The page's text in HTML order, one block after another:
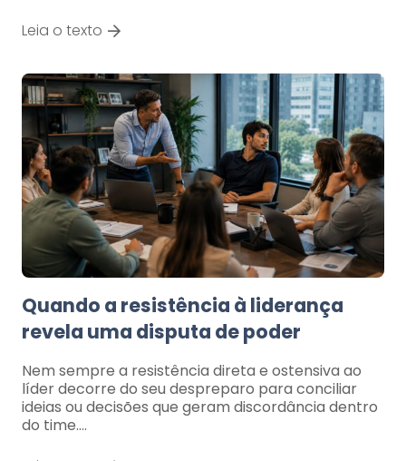
Leia o texto
Quando a resistência à liderança
revela uma disputa de poder
Nem sempre a resistência direta e ostensiva ao
líder decorre do seu despreparo para conciliar
ideias ou decisões que geram discordância dentro
do time.…